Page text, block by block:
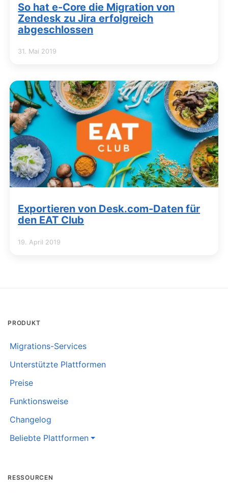
So hat e-Core die Migration von
Zendesk zu Jira erfolgreich
abgeschlossen
31. Mai 2019
Exportieren von Desk.com-Daten für
den EAT Club
19. April 2019
PRODUKT
Migrations-Services
Unterstützte Plattformen
Preise
Funktionsweise
Changelog
Beliebte Plattformen
RESSOURCEN